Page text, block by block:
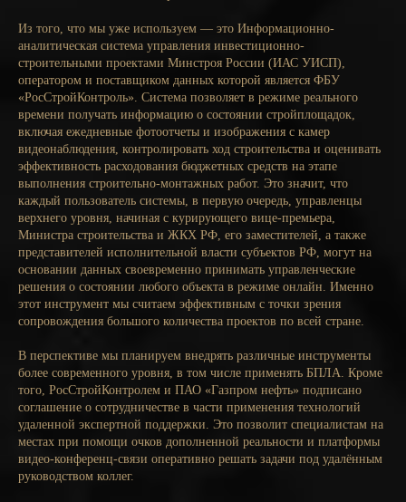
Из того, что мы уже используем — это Информационно-
аналитическая система управления инвестиционно-
строительными проектами Минстроя России (ИАС УИСП),
оператором и поставщиком данных которой является ФБУ
«РосСтройКонтроль». Система позволяет в режиме реального
времени получать информацию о состоянии стройплощадок,
включая ежедневные фотоотчеты и изображения с камер
видеонаблюдения, контролировать ход строительства и оценивать
эффективность расходования бюджетных средств на этапе
выполнения строительно-монтажных работ. Это значит, что
каждый пользователь системы, в первую очередь, управленцы
верхнего уровня, начиная с курирующего вице-премьера,
Министра строительства и ЖКХ РФ, его заместителей, а также
представителей исполнительной власти субъектов РФ, могут на
основании данных своевременно принимать управленческие
решения о состоянии любого объекта в режиме онлайн. Именно
этот инструмент мы считаем эффективным с точки зрения
сопровождения большого количества проектов по всей стране.
В перспективе мы планируем внедрять различные инструменты
более современного уровня, в том числе применять БПЛА. Кроме
того, РосСтройКонтролем и ПАО «Газпром нефть» подписано
соглашение о сотрудничестве в части применения технологий
удаленной экспертной поддержки. Это позволит специалистам на
местах при помощи очков дополненной реальности и платформы
видео-конференц-связи оперативно решать задачи под удалённым
руководством коллег.